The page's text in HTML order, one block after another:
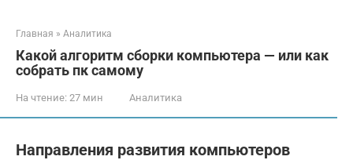
Главная » Аналитика
Какой алгоритм сборки компьютера — или как
собрать пк самому
На чтение: 27 мин Аналитика
Направления развития компьютеров